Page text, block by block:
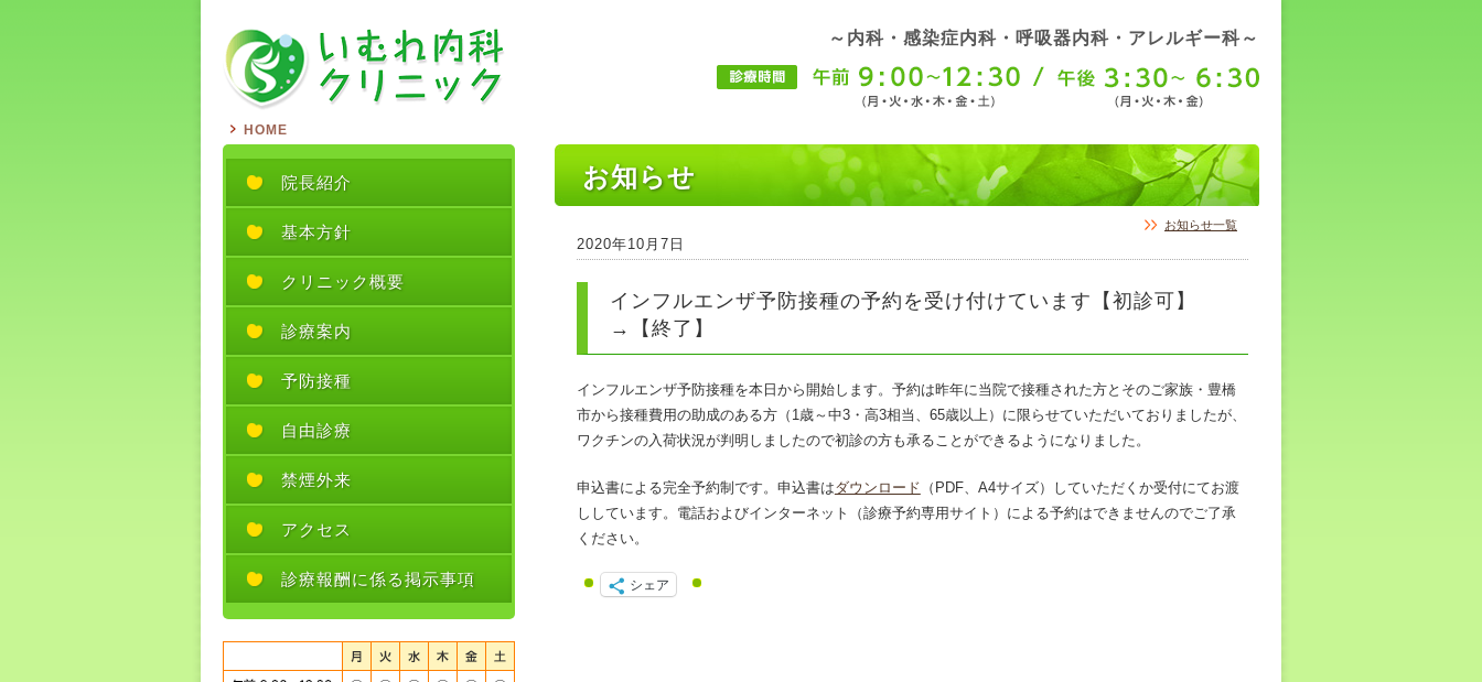
～内科・感染症内科・呼吸器内科・アレルギー科～
HOME
お知らせ
お知らせ一覧
2020年10月7日
インフルエンザ予防接種の予約を受け付けています【初診可】
→【終了】
インフルエンザ予防接種を本日から開始します。予約は昨年に当院で接種された方とそのご家族・豊橋
市から接種費用の助成のある方（1歳～中3・高3相当、65歳以上）に限らせていただいておりましたが、
ワクチンの入荷状況が判明しましたので初診の方も承ることができるようになりました。
申込書による完全予約制です。申込書はダウンロード （PDF、A4サイズ）していただくか受付にてお渡
ししています。電話およびインターネット（診療予約専用サイト）による予約はできませんのでご了承
ください。
シェア
院長紹介
基本方針
クリニック概要
診療案内
予防接種
自由診療
禁煙外来
アクセス
診療報酬に係る掲示事項